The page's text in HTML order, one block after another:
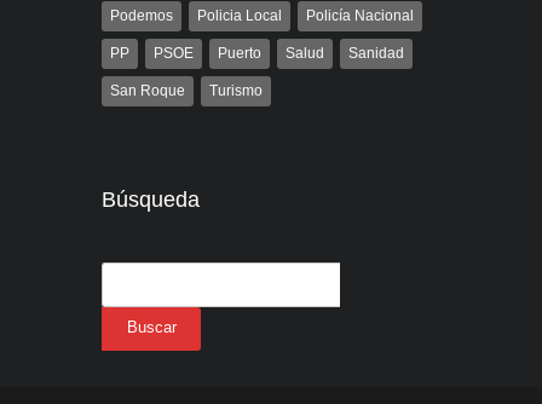
Podemos Policia Local Policía Nacional
PP PSOE Puerto Salud Sanidad
San Roque Turismo
Búsqueda